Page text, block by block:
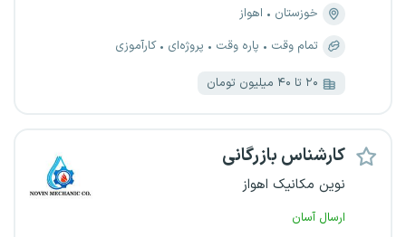
خوزستان
اهواز
تمام وقت
پاره وقت پروژه‌ای کارآموزی
۲۰ تا ۴۰ میلیون تومان
کارشناس بازرگانی
نوین مکانیک اهواز
ارسال آسان